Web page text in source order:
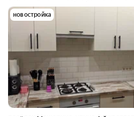
новостройка